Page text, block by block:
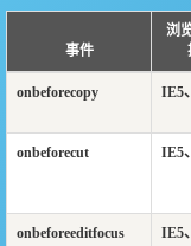
事件
浏
onbeforecopy IE5
onbeforecut IE5
onbeforeeditfocus IE5